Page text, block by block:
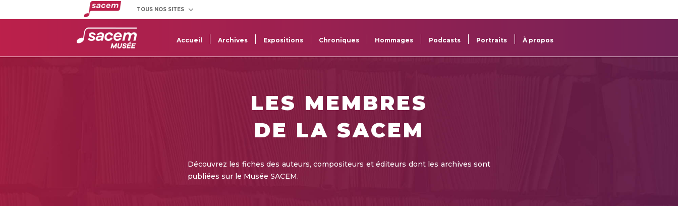
TOUS NOS SITES
Créateurs
et éditeurs
utilisateurs
Sacem
projets
Sacem
des œuvres
Accueil Archives Expositions Chroniques Hommages Podcasts Portraits À propos
LES MEMBRES
DE LA SACEM
Découvrez les fiches des auteurs, compositeurs et éditeurs dont les archives sont
publiées sur le Musée SACEM.